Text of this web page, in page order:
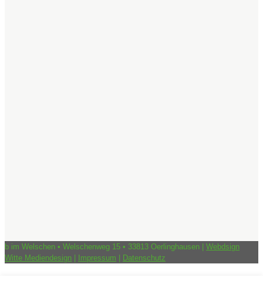
b im Welschen • Welschenweg 15 • 33813 Oerlinghausen | Webdsign
Witte Mediendesign
Impressum Datenschutz